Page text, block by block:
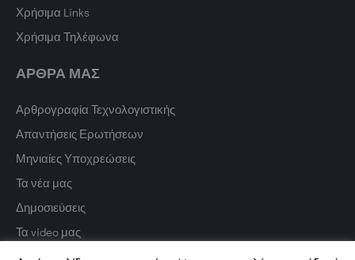
Χρήσιμα Links
Χρήσιμα Τηλέφωνα
ΑΡΘΡΑ ΜΑΣ
Αρθρογραφία Τεχνολογιστικής
Απαντήσεις Ερωτήσεων
Μηνιαίες Υποχρεώσεις
Τα νέα μας
Δημοσιεύσεις
Τα video μας